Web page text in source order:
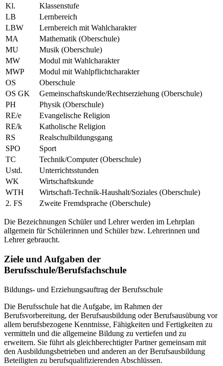
Kl.
Klassenstufe
LB
Lernbereich
LBW
Lernbereich mit Wahlcharakter
MA
Mathematik (Oberschule)
MU
Musik (Oberschule)
MW
Modul mit Wahlcharakter
MWP
Modul mit Wahlpflichtcharakter
OS
Oberschule
OS GK
Gemeinschaftskunde/Rechtserziehung (Oberschule)
PH
Physik (Oberschule)
RE/e
Evangelische Religion
RE/k
Katholische Religion
RS
Realschulbildungsgang
SPO
Sport
TC
Technik/Computer (Oberschule)
Ustd.
Unterrichtsstunden
WK
Wirtschaftskunde
WTH
Wirtschaft-Technik-Haushalt/Soziales (Oberschule)
2. FS
Zweite Fremdsprache (Oberschule)
Die Bezeichnungen Schüler und Lehrer werden im Lehrplan
allgemein für Schülerinnen und Schüler bzw. Lehrerinnen und
Lehrer gebraucht.
Ziele und Aufgaben der
Berufsschule/Berufsfachschule
Bildungs- und Erziehungsauftrag der Berufsschule
Die Berufsschule hat die Aufgabe, im Rahmen der
Berufsvorbereitung, der Berufsausbildung oder Berufsausübung vor
allem berufsbezogene Kenntnisse, Fähigkeiten und Fertigkeiten zu
vermitteln und die allgemeine Bildung zu vertiefen und zu
erweitern. Sie führt als gleichberechtigter Partner gemeinsam mit
den Ausbildungsbetrieben und anderen an der Berufsausbildung
Beteiligten zu berufsqualifizierenden Abschlüssen.